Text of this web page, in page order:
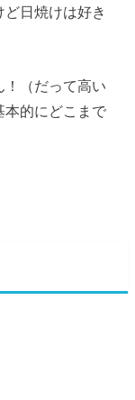
日焼けは好き
！（だって高い
本的にどこまで